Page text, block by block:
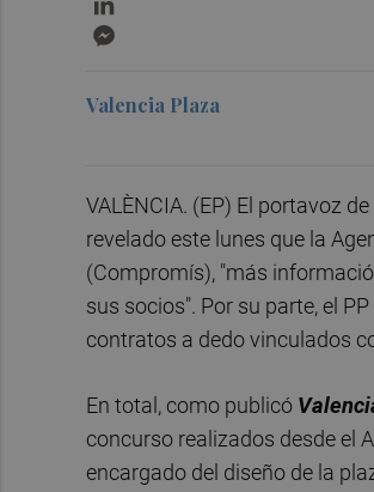
Valencia Plaza
VALÈNCIA. (EP) El portavoz
revelado este lunes que la
(Compromís), "más
sus socios". Por su parte, el
contratos a dedo vinculados
En total, como publicó
concurso realizados desde el
encargado del diseño de la